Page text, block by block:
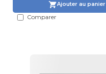
Ajouter au panier
Comparer